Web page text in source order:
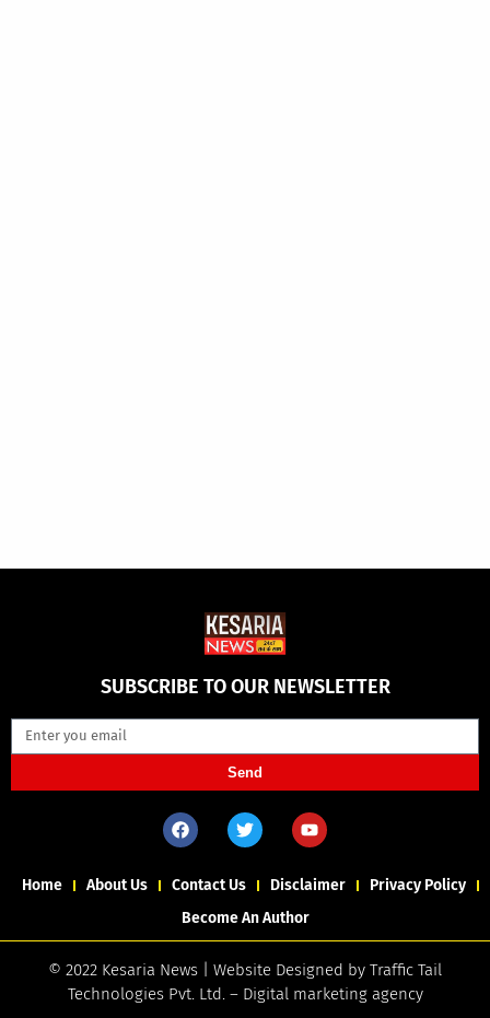
SUBSCRIBE TO OUR NEWSLETTER
Send
Home About Us Contact Us Disclaimer
Privacy Policy
Become An Author
© 2022 Kesaria News | Website Designed by Traffic Tail
Technologies Pvt. Ltd.– Digital marketing agency